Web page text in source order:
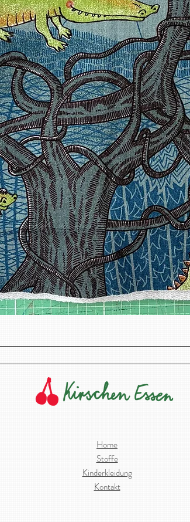
Home
Stoffe
Kinderkleidung
Kontakt